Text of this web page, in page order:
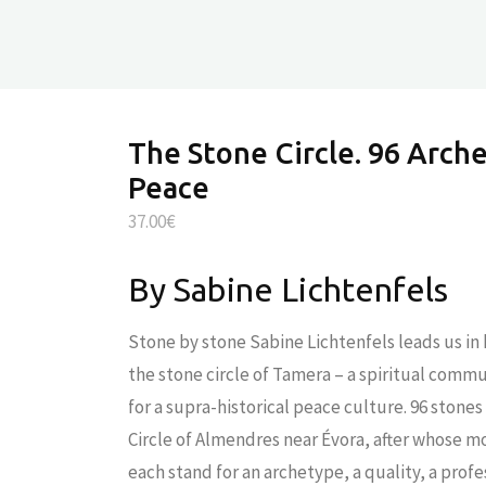
The Stone Circle. 96
Peace
37.00€
By Sabine Lichtenfels
Stone by stone Sabine Lichtenfels leads us
the stone circle of Tamera – a spiritual
for a supra-historical peace culture. 96
Circle of Almendres near Évora, after whose
each stand for an archetype, a quality, a